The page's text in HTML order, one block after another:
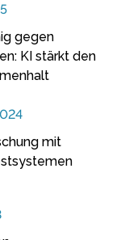
gegen
KI stärkt den
mit